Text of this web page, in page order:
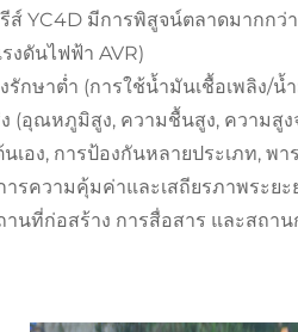
YC4D มีการพิสูจน์ตลาดมากกว่
งดันไฟฟ้า AVR)
กษาต่ำ (การใช้น้ำมันเชื้อเพลิง/
(อุณหภูมิสูง, ความชื้นสูง, ความสูง
เอง, การป้องกันหลายประเภท, พ
รความคุ้มค่าและเสถียรภาพระย
านที่ก่อสร้าง การสื่อสาร และสถา